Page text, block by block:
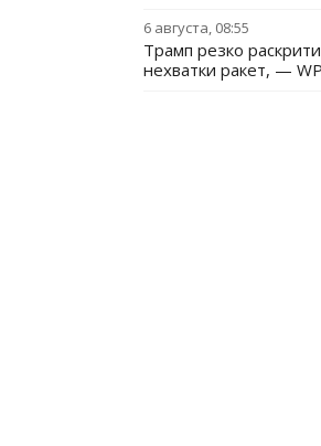
6 августа, 08:55
Трамп резко
нехватки ракет, — WP